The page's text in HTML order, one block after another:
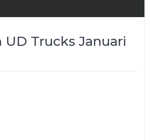
UD Trucks Januari